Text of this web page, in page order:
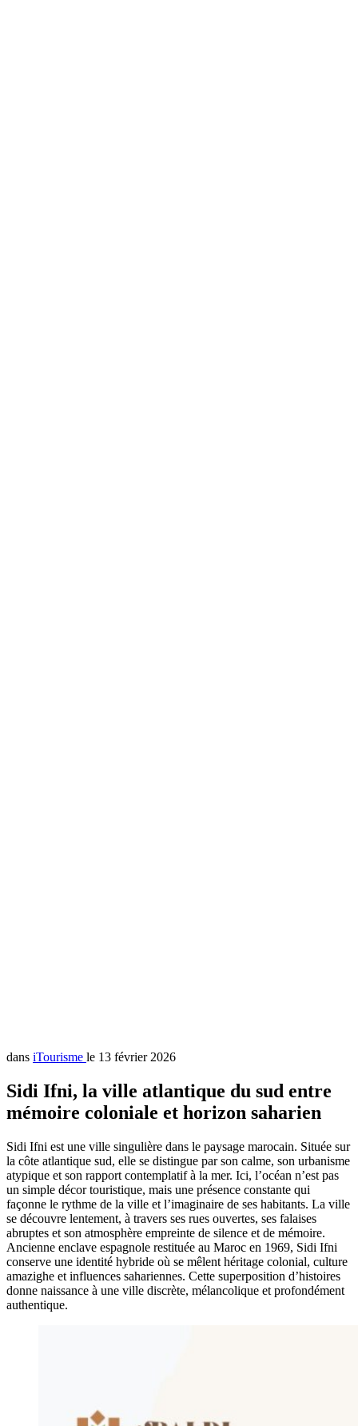
dans iTourisme le 13 février 2026
Sidi Ifni, la ville atlantique du sud entre
mémoire coloniale et horizon saharien
Sidi Ifni est une ville singulière dans le paysage marocain. Située sur
la côte atlantique sud, elle se distingue par son calme, son urbanisme
atypique et son rapport contemplatif à la mer. Ici, l’océan n’est pas
un simple décor touristique, mais une présence constante qui
façonne le rythme de la ville et l’imaginaire de ses habitants. La ville
se découvre lentement, à travers ses rues ouvertes, ses falaises
abruptes et son atmosphère empreinte de silence et de mémoire.
Ancienne enclave espagnole restituée au Maroc en 1969, Sidi Ifni
conserve une identité hybride où se mêlent héritage colonial, culture
amazighe et influences sahariennes. Cette superposition d’histoires
donne naissance à une ville discrète, mélancolique et profondément
authentique.